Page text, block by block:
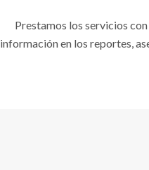
Prestamos los servicios
información en los reportes,